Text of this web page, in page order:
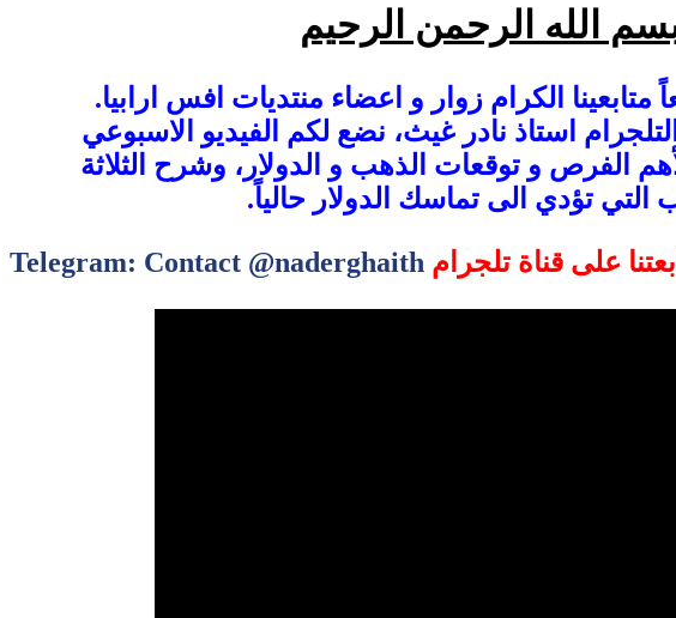
الله الرحمن الرحيم
الكرام زوار و اعضاء منتديات افس ارابيا.
استاذ نادر غيث، نضع لكم الفيديو الاسبوعي
الفرص و توقعات الذهب و الدولار، وشرح الثلاثة
التي تؤدي الى تماسك الدولار حالياً.
على قناة تلجرام Telegram: Contact @naderghaith